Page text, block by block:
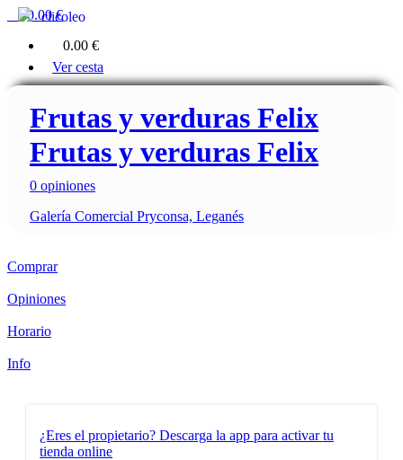
0.00 €
clicoleo
0.00 €
Ver cesta
Frutas y verduras Felix
Frutas y verduras Felix
0 opiniones
Galería Comercial Pryconsa, Leganés
Comprar
Opiniones
Horario
Info
¿Eres el propietario? Descarga la app para activar tu
tienda online